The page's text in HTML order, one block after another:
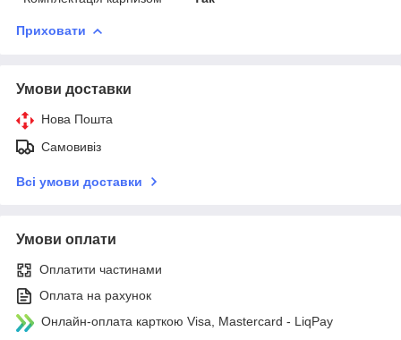
Приховати
Умови доставки
Нова Пошта
Самовивіз
Всі умови доставки
Умови оплати
Оплатити частинами
Оплата на рахунок
Онлайн-оплата карткою Visa, Mastercard - LiqPay